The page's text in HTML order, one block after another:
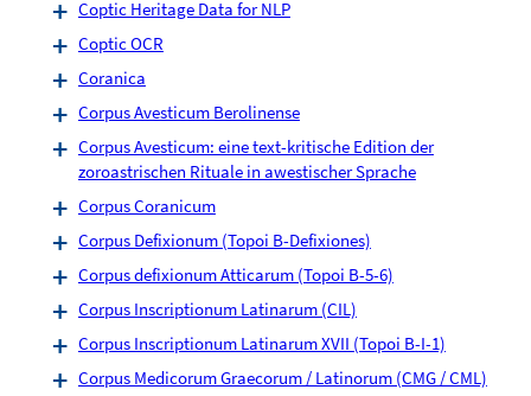
Coptic Heritage Data for NLP
Coptic OCR
Coranica
Corpus Avesticum Berolinense
Corpus Avesticum: eine text-kritische Edition der
zoroastrischen Rituale in awestischer Sprache
Corpus Coranicum
Corpus Defixionum (Topoi B-Defixiones)
Corpus defixionum Atticarum (Topoi B-5-6)
Corpus Inscriptionum Latinarum (CIL)
Corpus Inscriptionum Latinarum XVII (Topoi B-I-1)
Corpus Medicorum Graecorum / Latinorum (CMG / CML)